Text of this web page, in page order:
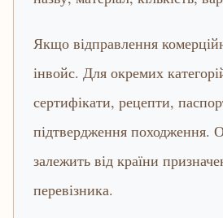
Якщо відправлення
інвойс. Для окремих
сертифікати, рецепти,
підтвердження походження.
залежить від країни
перевізника.